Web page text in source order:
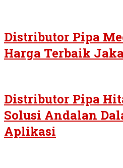
Distributor Pipa
Harga Terbaik
Distributor Pipa
Solusi Andalan
Aplikasi